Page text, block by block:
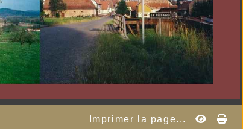
Imprimer la page...